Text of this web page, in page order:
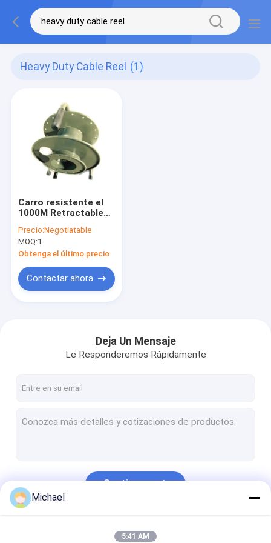
Heavy Duty Cable Reel (1)
Carro resistente el
1000M Retractable
carrete de cable del
Odm
Precio:Negotiatable
MOQ:1
Obtenga el último precio
Contactar ahora
Deja Un Mensaje
Le Responderemos Rápidamente
Continuar
Nuestras Categorías
Michael
5:41 AM